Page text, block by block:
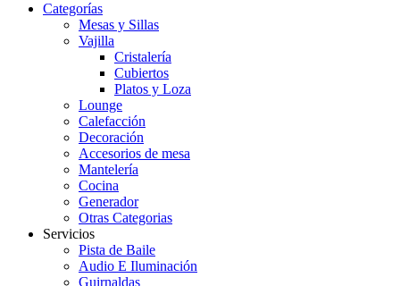
Categorías
Mesas y Sillas
Vajilla
Cristalería
Cubiertos
Platos y Loza
Lounge
Calefacción
Decoración
Accesorios de mesa
Mantelería
Cocina
Generador
Otras Categorias
Servicios
Pista de Baile
Audio E Iluminación
Guirnaldas